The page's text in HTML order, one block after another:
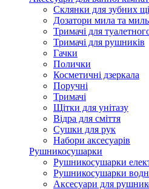
Склянки для зубних
Дозатори мила та
Тримачі для
Тримачі для рушників
Гачки
Полички
Косметичні дзеркала
Поручні
Тримачі
Щітки для унітазу
Відра для сміття
Сушки для рук
Набори аксесуарів
Рушникосушарки
Рушникосушарки
Рушникосушарки
Аксесуари для